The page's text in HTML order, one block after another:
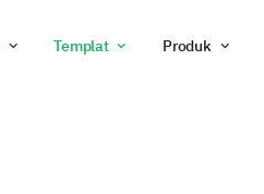
Templat Produk